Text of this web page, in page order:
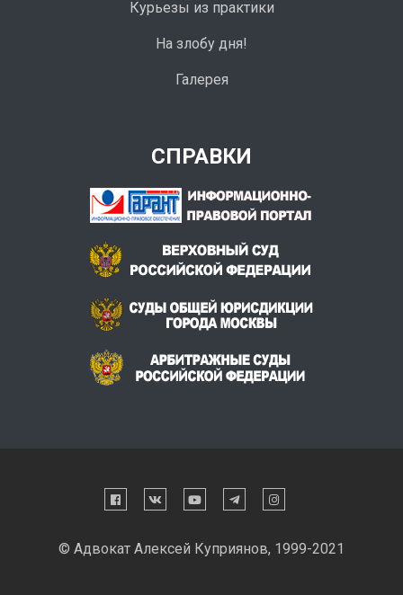
Курьезы из практики
На злобу дня!
Галерея
СПРАВКИ
© Адвокат Алексей Куприянов, 1999-2021